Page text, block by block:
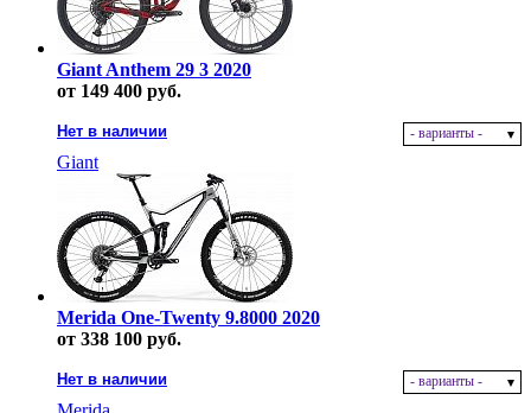
Giant Anthem 29 3 2020
от 149 400 руб.
Нет в наличии - варианты -
Giant
Merida One-Twenty 9.8000 2020
от 338 100 руб.
Нет в наличии - варианты -